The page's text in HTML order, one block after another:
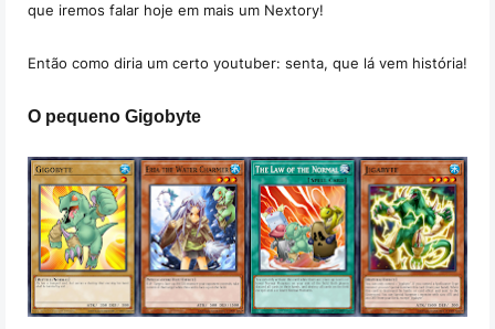
que iremos falar hoje em mais um Nextory!
Então como diria um certo youtuber: senta, que lá vem história!
O pequeno Gigobyte